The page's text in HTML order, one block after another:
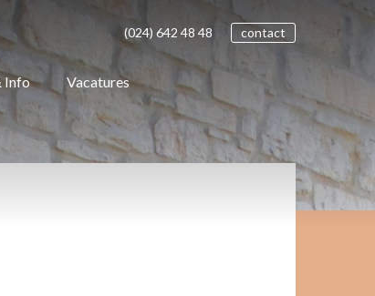
(024) 642 48 48 contact
Info Vacatures